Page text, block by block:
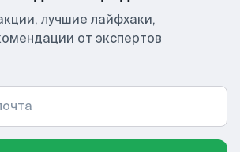
лучшие лайфхаки,
от экспертов